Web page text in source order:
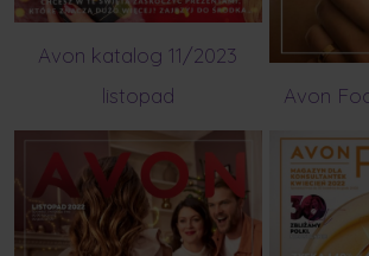
Avon katalog 11/2023
listopad
Avon